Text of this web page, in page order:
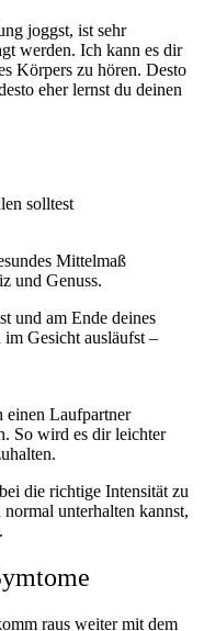
joggst, ist sehr
werden. Ich kann es dir
Körpers zu hören. Desto
eher lernst du deinen
solltest
Mittelmaß
und Genuss.
und am Ende deines
Gesicht ausläufst –
einen Laufpartner
So wird es dir leichter
die richtige Intensität zu
unterhalten kannst,
raus weiter mit dem